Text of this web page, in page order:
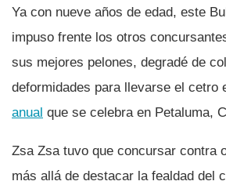
Ya con nueve años de edad, este
impuso frente los otros
sus mejores pelones, degradé de
deformidades para llevarse el cetro
anual que se celebra en Petaluma,
Zsa Zsa tuvo que concursar contra
más allá de destacar la fealdad del